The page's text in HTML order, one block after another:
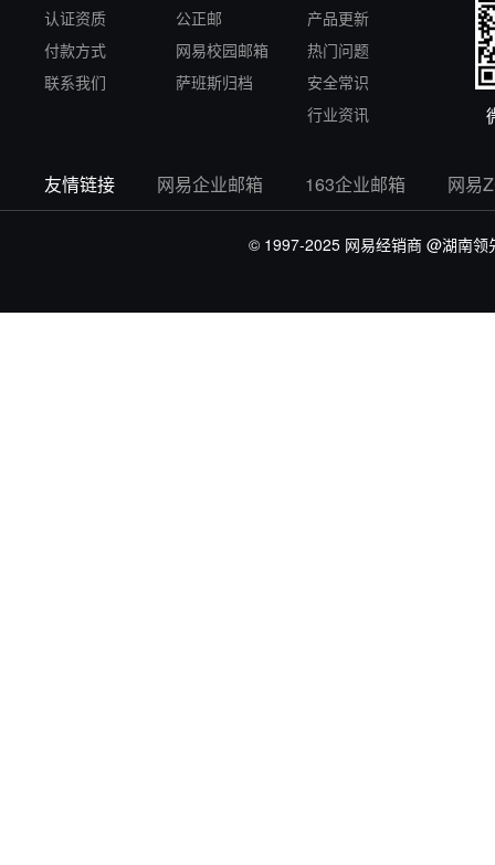
认证资质
付款方式
联系我们
公正邮
网易校园邮箱
萨班斯归档
产品更新
热门问题
安全常识
行业资讯
友情链接 网易企业邮箱 163企业邮箱 网易
© 1997-2025 网易经销商 @湖南领